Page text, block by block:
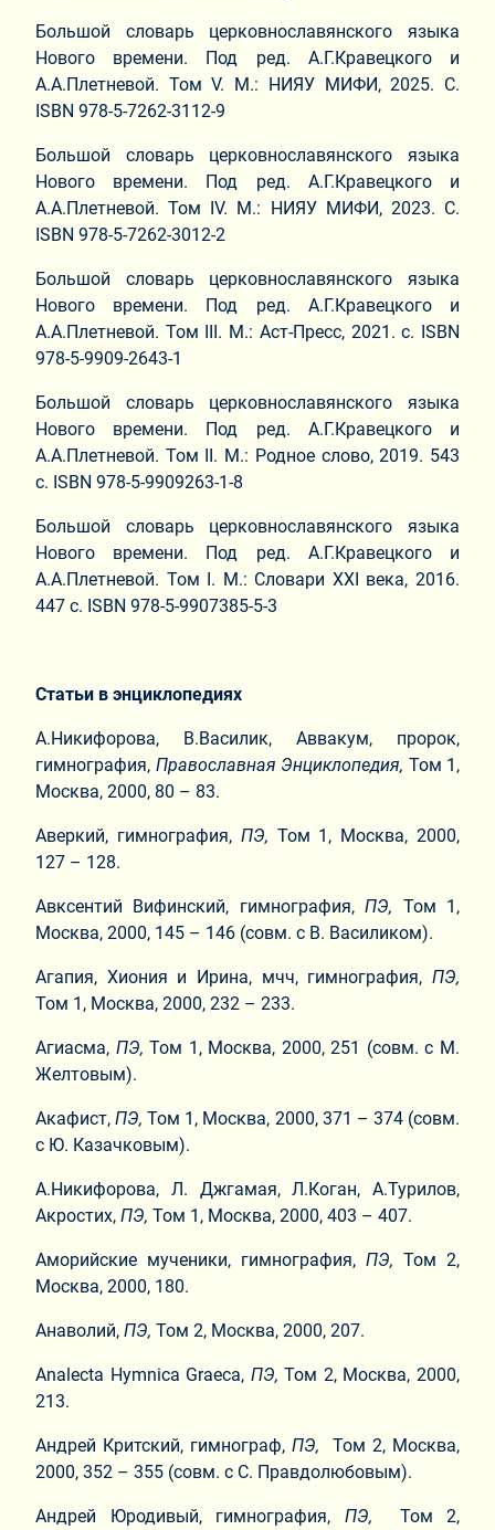
Большой словарь церковнославянского языка
Нового времени. Под ред. А.Г.Кравецкого и
А.А.Плетневой. Том V. М.: НИЯУ МИФИ, 2025. С.
ISBN 978-5-7262-3112-9
Большой словарь церковнославянского языка
Нового времени. Под ред. А.Г.Кравецкого и
А.А.Плетневой. Том IV. М.: НИЯУ МИФИ, 2023. С.
ISBN 978-5-7262-3012-2
Большой словарь церковнославянского языка
Нового времени. Под ред. А.Г.Кравецкого и
А.А.Плетневой. Том III. М.: Аст-Пресс, 2021. с. ISBN
978-5-9909-2643-1
Большой словарь церковнославянского языка
Нового времени. Под ред. А.Г.Кравецкого и
А.А.Плетневой. Том II. М.: Родное слово, 2019. 543
с. ISBN 978-5-9909263-1-8
Большой словарь церковнославянского языка
Нового времени. Под ред. А.Г.Кравецкого и
А.А.Плетневой. Том I. М.: Словари XXI века, 2016.
447 с. ISBN 978-5-9907385-5-3
Статьи в энциклопедиях
А.Никифорова, В.Василик, Аввакум, пророк,
гимнография, Православная Энциклопедия, Том 1,
Москва, 2000, 80 – 83.
Аверкий, гимнография, ПЭ, Том 1, Москва, 2000,
127 – 128.
Авксентий Вифинский, гимнография,ПЭ, Том 1,
Москва, 2000, 145 – 146 (совм. с В. Василиком).
Агапия, Хиония и Ирина, мчч, гимнография, ПЭ,
Том 1, Москва, 2000, 232 – 233.
Агиасма, ПЭ, Том 1, Москва, 2000, 251 (совм. с М.
Желтовым).
Акафист,ПЭ, Том 1, Москва, 2000, 371 – 374 (совм.
с Ю. Казачковым).
А.Никифорова, Л. Джгамая, Л.Коган, А.Турилов,
Акростих, ПЭ, Том 1, Москва, 2000, 403 – 407.
Аморийские мученики, гимнография, ПЭ, Том 2,
Москва, 2000, 180.
Анаволий, ПЭ, Том 2, Москва, 2000, 207.
Analecta Hymnica Graeca, ПЭ, Том 2, Москва, 2000,
213.
Андрей Критский, гимнограф, ПЭ, Том 2, Москва,
2000, 352 – 355 (совм. с С. Правдолюбовым).
Андрей Юродивый, гимнография, ПЭ, Том 2,